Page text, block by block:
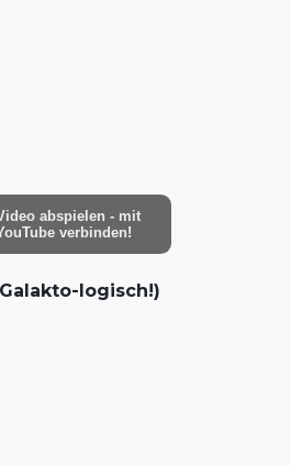
abspielen - mit
verbinden!
logisch!)